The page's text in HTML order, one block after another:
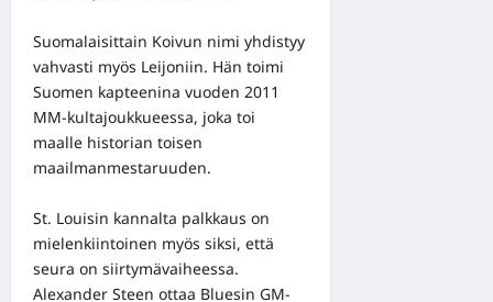
Suomalaisittain Koivun nimi yhdistyy
vahvasti myös Leijoniin. Hän toimi
Suomen kapteenina vuoden 2011
MM-kultajoukkueessa, joka toi
maalle historian toisen
maailmanmestaruuden.
St. Louisin kannalta palkkaus on
mielenkiintoinen myös siksi, että
seura on siirtymävaiheessa.
Alexander Steen ottaa Bluesin GM-